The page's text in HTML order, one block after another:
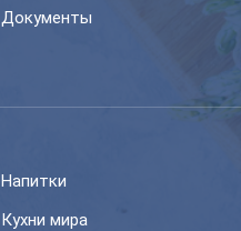
Документы
Напитки
Кухни мира